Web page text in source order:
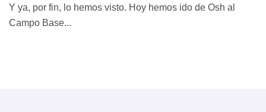
Y ya, por fin, lo hemos visto. Hoy hemos ido de Osh al
Campo Base...